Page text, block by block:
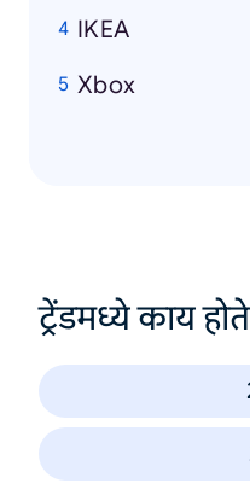
IKEA
Xbox
ट्रेंडमध्ये काय